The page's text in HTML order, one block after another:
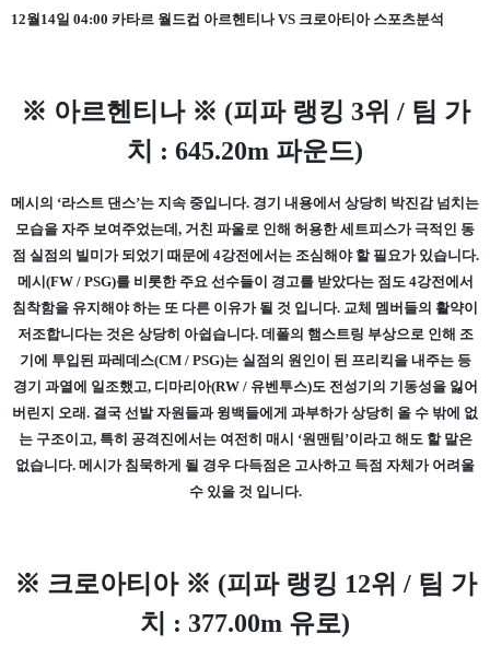
12월14일 04:00 카타르 월드컵 아르헨티나 VS 크로아티아 스포츠분석
※ 아르헨티나 ※ (피파 랭킹 3위 / 팀 가
치 : 645.20m 파운드)
메시의 ‘라스트 댄스’는 지속 중입니다. 경기 내용에서 상당히 박진감 넘치는
모습을 자주 보여주었는데, 거친 파울로 인해 허용한 세트피스가 극적인 동
점 실점의 빌미가 되었기 때문에 4강전에서는 조심해야 할 필요가 있습니다.
메시(FW / PSG)를 비롯한 주요 선수들이 경고를 받았다는 점도 4강전에서
침착함을 유지해야 하는 또 다른 이유가 될 것 입니다. 교체 멤버들의 활약이
저조합니다는 것은 상당히 아쉽습니다. 데폴의 햄스트링 부상으로 인해 조
기에 투입된 파레데스(CM / PSG)는 실점의 원인이 된 프리킥을 내주는 등
경기 과열에 일조했고, 디마리아(RW / 유벤투스)도 전성기의 기동성을 잃어
버린지 오래. 결국 선발 자원들과 윙백들에게 과부하가 상당히 올 수 밖에 없
는 구조이고, 특히 공격진에서는 여전히 매시 ‘원맨팀’이라고 해도 할 말은
없습니다. 메시가 침묵하게 될 경우 다득점은 고사하고 득점 자체가 어려울
수 있을 것 입니다.
※ 크로아티아 ※ (피파 랭킹 12위 / 팀 가
치 : 377.00m 유로)